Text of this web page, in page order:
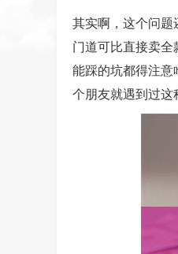
其实啊，这个问
门道可比直接卖
能踩的坑都得注
个朋友就遇到过这